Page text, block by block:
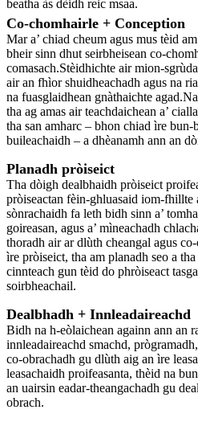
beatha às dèidh reic msaa.
Co-chomhairle + Conception
Mar a’ chiad cheum agus mus tèid
bheir sinn dhut seirbheisean co-
comasach.Stèidhichte air mion-
air an fhìor shuidheachadh agus na
na fuasglaidhean gnàthaichte
tha ag amas air teachdaichean a’
tha san amharc – bhon chiad ìre bun-
buileachaidh – a dhèanamh ann an
Planadh pròiseict
Tha dòigh dealbhaidh pròiseict
pròiseactan fèin-ghluasaid iom-
sònrachaidh fa leth bidh sinn a’
goireasan, agus a’ mìneachadh
thoradh air ar dlùth cheangal agus
ìre pròiseict, tha am planadh seo a tha
cinnteach gun tèid do phròiseact
soirbheachail.
Dealbhadh + Innleadaireachd
Bidh na h-eòlaichean againn ann an
innleadaireachd smachd,
co-obrachadh gu dlùth aig an ìre
leasachaidh proifeasanta, thèid na
an uairsin eadar-theangachadh gu
obrach.